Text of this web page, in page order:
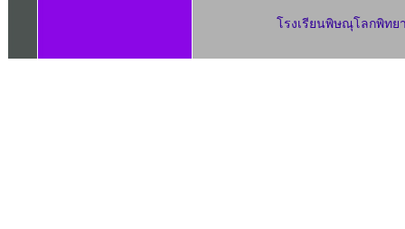
โรงเรียนพิษณุโลกพิทย